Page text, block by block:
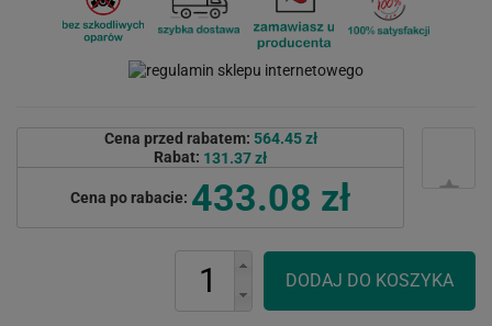
Cena przed rabatem: 564.45 zł
Rabat: 131.37 zł
Cena po rabacie: 433.08 zł